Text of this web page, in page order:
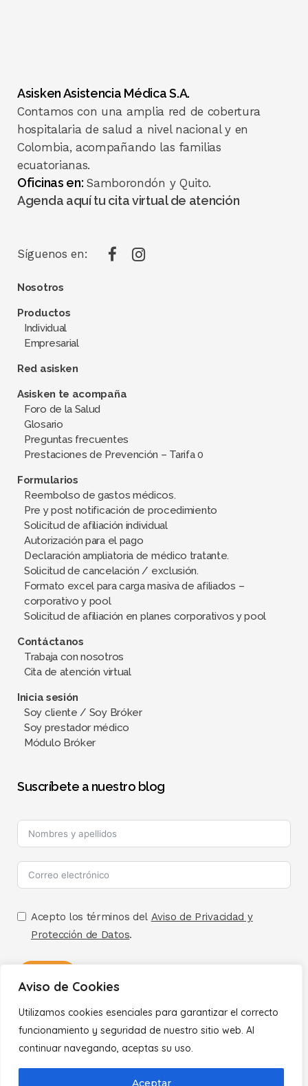
Aviso de Cookies
Utilizamos cookies esenciales para garantizar el correcto
funcionamiento y seguridad de nuestro sitio web. Al
continuar navegando, aceptas su uso.
Aceptar
Asisken Asistencia Médica S.A.
Contamos con una amplia red de cobertura
hospitalaria de salud a nivel nacional y en
Colombia, acompañando las familias
ecuatorianas.
Oficinas en: Samborondón y Quito.
Agenda aquí tu cita virtual de atención
Síguenos en:
Nosotros
Productos
Individual
Empresarial
Red asisken
Asisken te acompaña
Foro de la Salud
Glosario
Preguntas frecuentes
Prestaciones de Prevención – Tarifa 0
Formularios
Reembolso de gastos médicos.
Pre y post notificación de procedimiento
Solicitud de afiliación individual
Autorización para el pago
Declaración ampliatoria de médico tratante.
Solicitud de cancelación / exclusión.
Formato excel para carga masiva de afiliados –
corporativo y pool
Solicitud de afiliación en planes corporativos y pool
Contáctanos
Trabaja con nosotros
Cita de atención virtual
Inicia sesión
Soy cliente / Soy Bróker
Soy prestador médico
Módulo Bróker
Suscríbete a nuestro blog
Acepto los términos del Aviso de Privacidad y
Protección de Datos.
A
l
t
e
Políticas
Aviso de Privacidad